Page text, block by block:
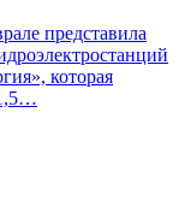
представила
которая